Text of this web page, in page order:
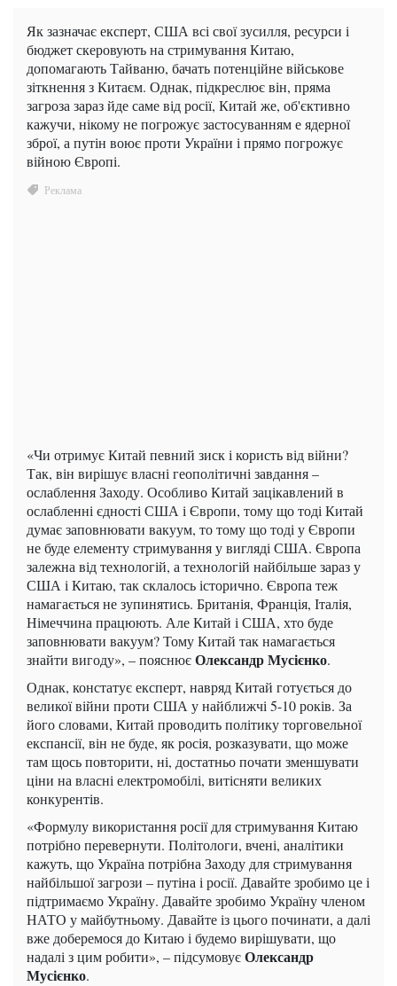
Як зазначає експерт, США всі свої зусилля, ресурси і
бюджет скеровують на стримування Китаю,
допомагають Тайваню, бачать потенційне військове
зіткнення з Китаєм. Однак, підкреслює він, пряма
загроза зараз йде саме від росії, Китай же, об'єктивно
кажучи, нікому не погрожує застосуванням е ядерної
зброї, а путін воює проти України і прямо погрожує
війною Європі.
«Чи отримує Китай певний зиск і користь від війни?
Так, він вирішує власні геополітичні завдання –
ослаблення Заходу. Особливо Китай зацікавлений в
ослабленні єдності США і Європи, тому що тоді Китай
думає заповнювати вакуум, то тому що тоді у Європи
не буде елементу стримування у вигляді США. Європа
залежна від технологій, а технологій найбільше зараз у
США і Китаю, так склалось історично. Європа теж
намагається не зупинятись. Британія, Франція, Італія,
Німеччина працюють. Але Китай і США, хто буде
заповнювати вакуум? Тому Китай так намагається
знайти вигоду», – пояснюєОлександр Мусієнко.
Однак, констатує експерт, навряд Китай готується до
великої війни проти США у найближчі 5-10 років. За
його словами, Китай проводить політику торговельної
експансії, він не буде, як росія, розказувати, що може
там щось повторити, ні, достатньо почати зменшувати
ціни на власні електромобілі, витісняти великих
конкурентів.
«Формулу використання росії для стримування Китаю
потрібно перевернути. Політологи, вчені, аналітики
кажуть, що Україна потрібна Заходу для стримування
найбільшої загрози – путіна і росії. Давайте зробимо це і
підтримаємо Україну. Давайте зробимо Україну членом
НАТО у майбутньому. Давайте із цього починати, а далі
вже доберемося до Китаю і будемо вирішувати, що
надалі з цим робити», – підсумовуєОлександр
Мусієнко.